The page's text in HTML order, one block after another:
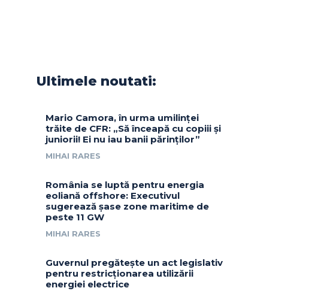
Ultimele noutati:
Mario Camora, în urma umilinței
trăite de CFR: „Să înceapă cu copiii și
juniorii! Ei nu iau banii părinților”
MIHAI RARES
România se luptă pentru energia
eoliană offshore: Executivul
sugerează șase zone maritime de
peste 11 GW
MIHAI RARES
Guvernul pregătește un act legislativ
pentru restricționarea utilizării
energiei electrice